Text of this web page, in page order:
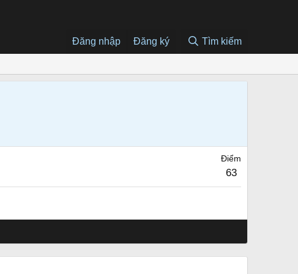
Đăng nhập Đăng ký Tìm kiếm
Điểm
63